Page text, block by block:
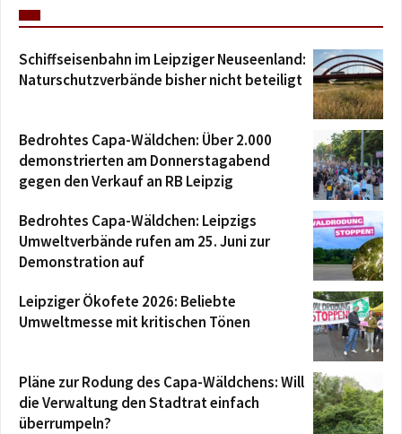
Schiffseisenbahn im Leipziger Neuseenland:
Naturschutzverbände bisher nicht beteiligt
Bedrohtes Capa-Wäldchen: Über 2.000
demonstrierten am Donnerstagabend
gegen den Verkauf an RB Leipzig
Bedrohtes Capa-Wäldchen: Leipzigs
Umweltverbände rufen am 25. Juni zur
Demonstration auf
Leipziger Ökofete 2026: Beliebte
Umweltmesse mit kritischen Tönen
Pläne zur Rodung des Capa-Wäldchens: Will
die Verwaltung den Stadtrat einfach
überrumpeln?